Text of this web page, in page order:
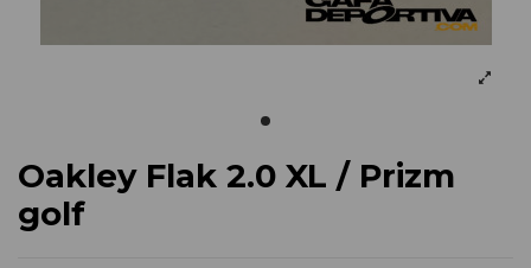
Oakley Flak 2.0 XL / Prizm
golf